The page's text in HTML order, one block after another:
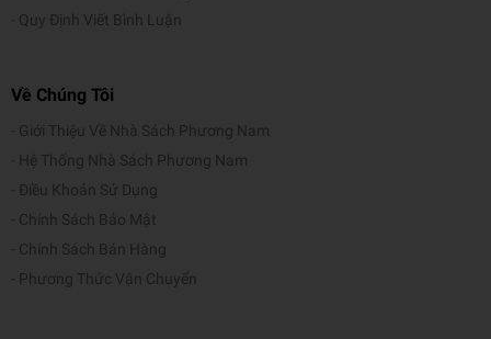
Quy Định Viết Bình Luận
Về Chúng Tôi
Giới Thiệu Về Nhà Sách Phương Nam
Hệ Thống Nhà Sách Phương Nam
Điều Khoản Sử Dụng
Chính Sách Bảo Mật
Chính Sách Bán Hàng
Phương Thức Vận Chuyển